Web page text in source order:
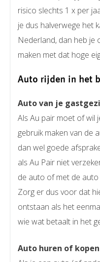
risico slechts 1 x per
je dus halverwege het
Nederland, dan heb je
maken met dat hoge
Auto rijden in het
Auto van je
Als Au pair moet of wil
gebruik maken van de
dan wel goede
als Au Pair niet
de auto of met de
Zorg er dus voor dat
ontstaan als het
wie wat betaalt in het
Auto huren of kopen